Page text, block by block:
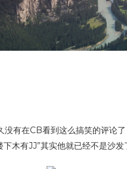
有在CB看到这么搞笑的评论
木有JJ”其实他就已经不是沙发